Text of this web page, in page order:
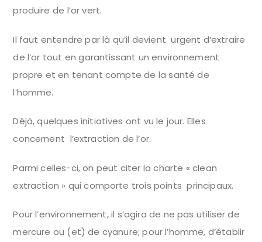
produire de l’or vert.
Il faut entendre par là qu’il devient urgent d’extraire
de l’or tout en garantissant un environnement
propre et en tenant compte de la santé de
l’homme.
Déjà, quelques initiatives ont vu le jour. Elles
concernent l’extraction de l’or.
Parmi celles-ci, on peut citer la charte « clean
extraction » qui comporte trois points principaux.
Pour l’environnement, il s’agira de ne pas utiliser de
mercure ou (et) de cyanure; pour l’homme, d’établir